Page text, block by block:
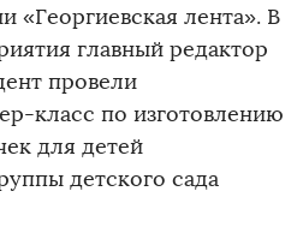
«Георгиевская лента». В
главный редактор
провели
класс по изготовлению
для детей
детского сада